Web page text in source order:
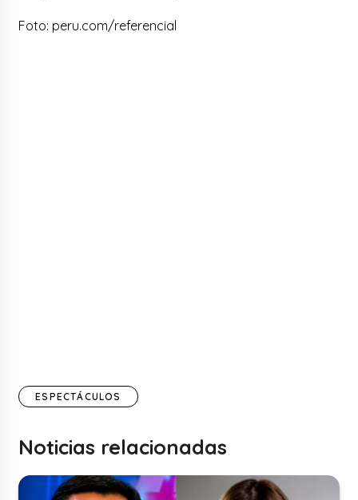
Foto: peru.com/referencial
ESPECTÁCULOS
Noticias relacionadas